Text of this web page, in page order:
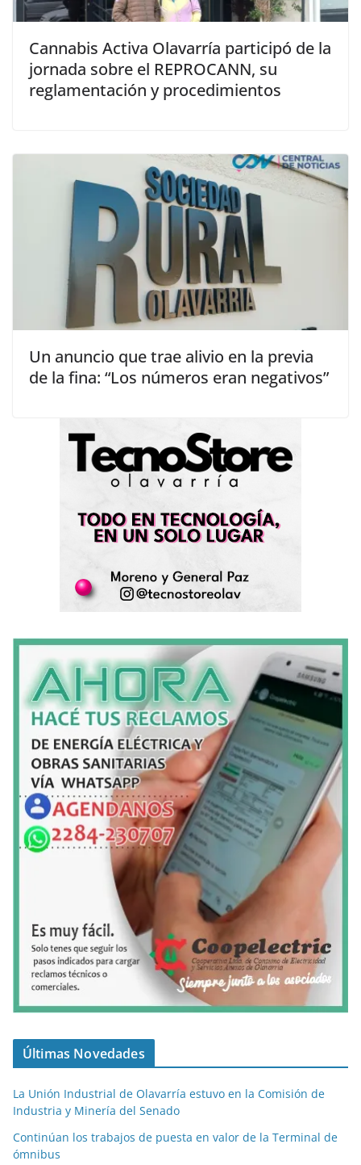
Cannabis Activa Olavarría participó de la
jornada sobre el REPROCANN, su
reglamentación y procedimientos
Un anuncio que trae alivio en la previa
de la fina: “Los números eran negativos”
Últimas Novedades
La Unión Industrial de Olavarría estuvo en la Comisión de
Industria y Minería del Senado
Continúan los trabajos de puesta en valor de la Terminal de
ómnibus